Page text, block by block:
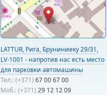
LATTUR, Рига, Бруниниеку 29/31,
LV-1001 - напротив нас есть место
для парковки автомашины
Тел.: (+371) 67 00 67 00
Моб.: (+371) 29 12 12 09